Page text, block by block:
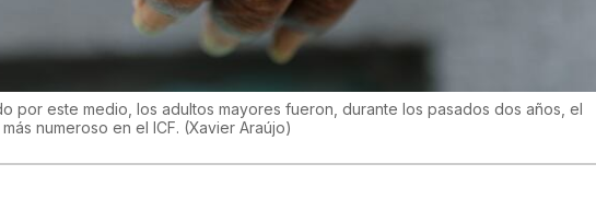
por este medio, los adultos mayores fueron, durante los pasados dos años, el
numeroso en el ICF. (Xavier Araújo)